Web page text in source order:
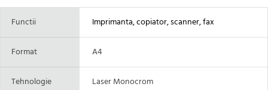
Functii Imprimanta, copiator, scanner, fax
Format A4
Tehnologie Laser Monocrom